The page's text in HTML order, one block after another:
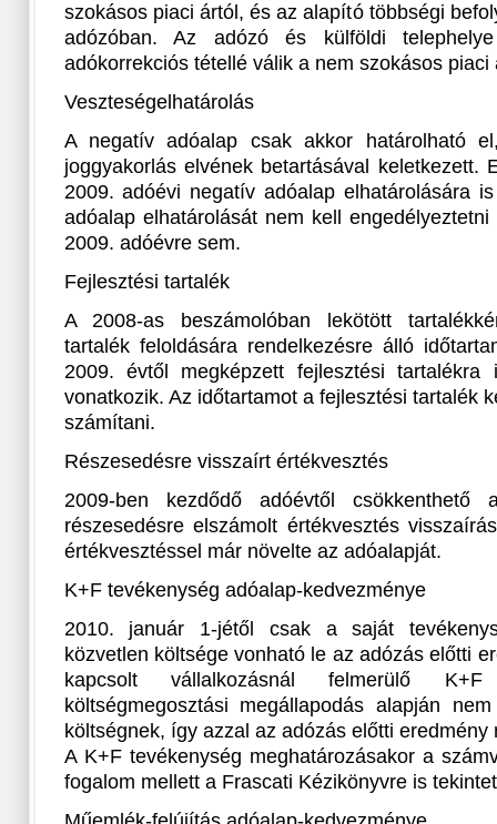
szokásos piaci ártól, és az alapító többségi
adózóban. Az adózó és külföldi
adókorrekciós tétellé válik a nem szokásos piaci
Veszteségelhatárolás
A negatív adóalap csak akkor határolható
joggyakorlás elvének betartásával keletkezett.
2009. adóévi negatív adóalap elhatárolására
adóalap elhatárolását nem kell
2009. adóévre sem.
Fejlesztési tartalék
A 2008-as beszámolóban lekötött
tartalék feloldására rendelkezésre álló
2009. évtől megképzett fejlesztési
vonatkozik. Az időtartamot a fejlesztési tartalék
számítani.
Részesedésre visszaírt értékvesztés
2009-ben kezdődő adóévtől
részesedésre elszámolt értékvesztés
értékvesztéssel már növelte az adóalapját.
K+F tevékenység adóalap-kedvezménye
2010. január 1-jétől csak a saját
közvetlen költsége vonható le az adózás előtti
kapcsolt vállalkozásnál felmerülő
költségmegosztási megállapodás alapján
költségnek, így azzal az adózás előtti eredmény
A K+F tevékenység meghatározásakor a
fogalom mellett a Frascati Kézikönyvre is